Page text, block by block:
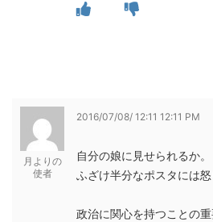
月よりの
使者
2016/07/08/ 12:11 12:11 PM
自分の娘に見せられるか。
ふざけ半分なポスタには怒
政治に関心を持つことの重